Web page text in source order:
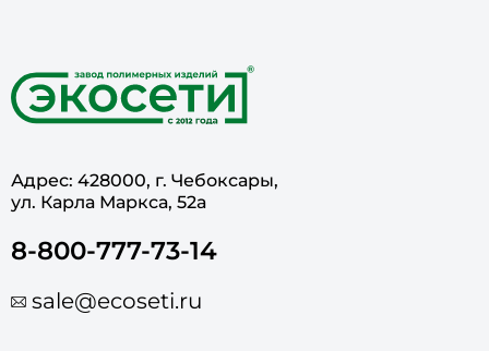
Адрес: 428000, г. Чебоксары,
ул. Карла Маркса, 52а
8-800-777-73-14
sale@ecoseti.ru